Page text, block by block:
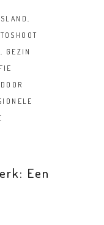
GEZIN
Een